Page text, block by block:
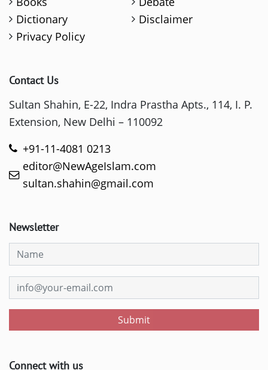
Dictionary
Disclaimer
Privacy Policy
Contact Us
Sultan Shahin, E-22, Indra Prastha Apts., 114, I. P.
Extension, New Delhi – 110092
+91-11-4081 0213
editor@NewAgeIslam.com
sultan.shahin@gmail.com
Newsletter
Submit
Connect with us